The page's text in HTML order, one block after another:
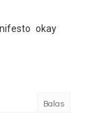
okay
Balas